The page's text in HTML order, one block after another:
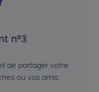
n°3
de partager votre
ou vos amis.